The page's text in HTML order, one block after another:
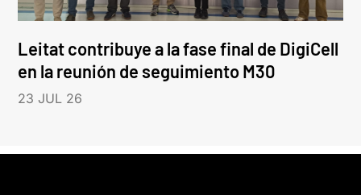
Leitat contribuye a la fase final de DigiCell
en la reunión de seguimiento M30
23 JUL 26